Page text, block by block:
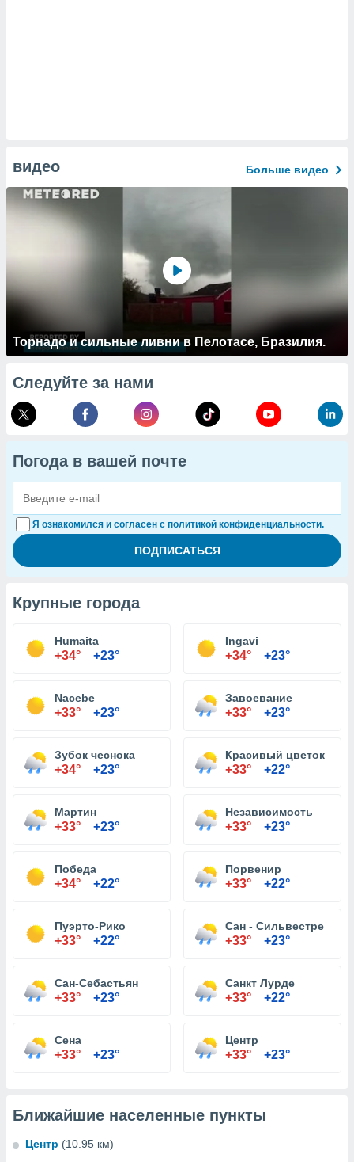
видео Больше видео
Торнадо и сильные ливни в Пелотасе, Бразилия.
Следуйте за нами
Погода в вашей почте
Я ознакомился и согласен с политикой конфиденциальности.
Крупные города
Humaita
+34° +23°
Ingavi
+34° +23°
Nacebe
+33° +23°
Завоевание
+33° +23°
Зубок чеснока
+34° +23°
Красивый цветок
+33° +22°
Мартин
+33° +23°
Независимость
+33° +23°
Победа
+34° +22°
Порвенир
+33° +22°
Пуэрто-Рико
+33° +22°
Сан - Сильвестре
+33° +23°
Сан-Себастьян
+33° +23°
Санкт Лурде
+33° +22°
Сена
+33° +23°
Центр
+33° +23°
Ближайшие населенные пункты
Центр (10.95 км)